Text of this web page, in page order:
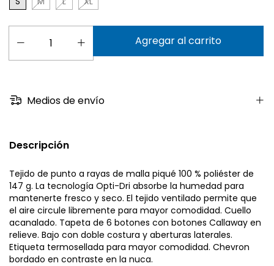
Medios de envío
Descripción
Tejido de punto a rayas de malla piqué 100 % poliéster de
147 g. La tecnología Opti-Dri absorbe la humedad para
mantenerte fresco y seco. El tejido ventilado permite que
el aire circule libremente para mayor comodidad. Cuello
acanalado. Tapeta de 6 botones con botones Callaway en
relieve. Bajo con doble costura y aberturas laterales.
Etiqueta termosellada para mayor comodidad. Chevron
bordado en contraste en la nuca.